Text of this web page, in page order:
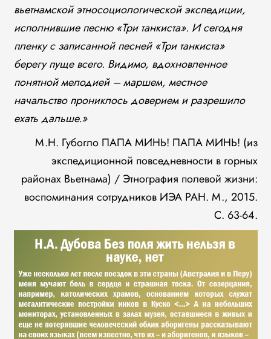
вьетнамской этносоциологической экспедиции,
исполнившие песню «Три танкиста». И сегодня
пленку с записанной песней «Три танкиста»
берегу пуще всего. Видимо, вдохновленное
понятной мелодией – маршем, местное
начальство прониклось доверием и разрешило
ехать дальше.»
М.Н. Губогло ПАПА МИНЬ! ПАПА МИНЬ! (из
экспедиционной повседневности в горных
районах Вьетнама) / Этнография полевой жизни:
воспоминания сотрудников ИЭА РАН. М., 2015.
С. 63-64.